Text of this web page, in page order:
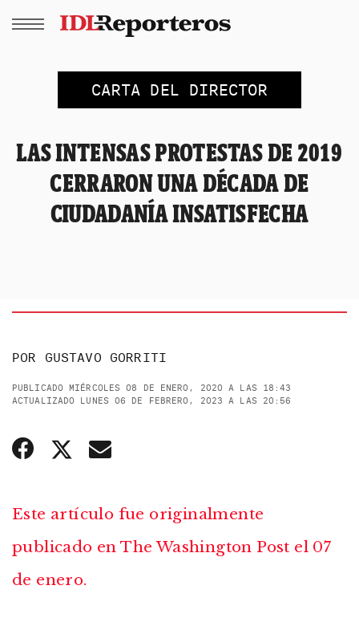
CARTA DEL DIRECTOR
LAS INTENSAS PROTESTAS DE 2019
CERRARON UNA DÉCADA DE
CIUDADANÍA INSATISFECHA
POR GUSTAVO GORRITI
PUBLICADO MIÉRCOLES 08 DE ENERO, 2020 A LAS 18:43
ACTUALIZADO LUNES 06 DE FEBRERO, 2023 A LAS 20:56
Este artículo fue originalmente
publicado en The Washington Post el 07
de enero.